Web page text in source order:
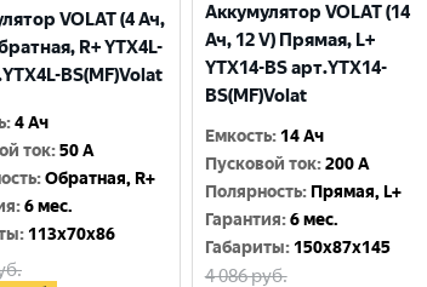
VOLAT (4 Ач,
R+ YTX4L-
BS(MF)Volat
:4 Ач
ток:50 A
:Обратная, R+
:6 мес.
: 113x70x86
Аккумулятор VOLAT (14
Ач, 12 V) Прямая, L+
YTX14-BS арт.YTX14-
BS(MF)Volat
Емкость: 14 Ач
Пусковой ток:200 A
Полярность: Прямая, L+
Гарантия:6 мес.
Габариты: 150x87x145
4 086руб.